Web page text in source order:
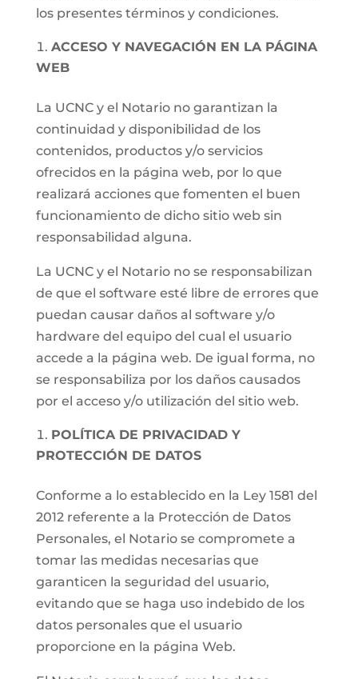
los presentes términos y condiciones.
ACCESO Y NAVEGACIÓN EN LA PÁGINA
WEB
La UCNC y el Notario no garantizan la
continuidad y disponibilidad de los
contenidos, productos y/o servicios
ofrecidos en la página web, por lo que
realizará acciones que fomenten el buen
funcionamiento de dicho sitio web sin
responsabilidad alguna.
La UCNC y el Notario no se responsabilizan
de que el software esté libre de errores que
puedan causar daños al software y/o
hardware del equipo del cual el usuario
accede a la página web. De igual forma, no
se responsabiliza por los daños causados
por el acceso y/o utilización del sitio web.
POLÍTICA DE PRIVACIDAD Y
PROTECCIÓN DE DATOS
Conforme a lo establecido en la Ley 1581 del
2012 referente a la Protección de Datos
Personales, el Notario se compromete a
tomar las medidas necesarias que
garanticen la seguridad del usuario,
evitando que se haga uso indebido de los
datos personales que el usuario
proporcione en la página Web.